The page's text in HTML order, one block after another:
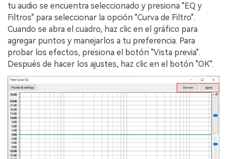
tu audio se encuentra seleccionado y presiona "EQ y
Filtros" para seleccionar la opción "Curva de Filtro".
Cuando se abra el cuadro, haz clic en el gráfico para
agregar puntos y manejarlos a tu preferencia. Para
probar los efectos, presiona el botón "Vista previa".
Después de hacer los ajustes, haz clic en el botón "OK".